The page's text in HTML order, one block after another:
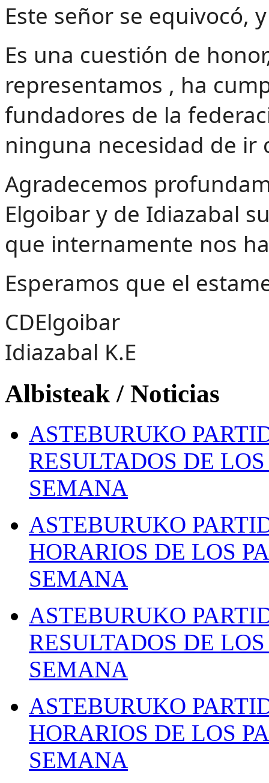
Este señor se equivocó,
Es una cuestión de
representamos , ha
fundadores de la
ninguna necesidad de ir
Agradecemos
Elgoibar y de Idiazabal
que internamente nos
Esperamos que el
CDElgoibar
Idiazabal K.E
Albisteak / Noticias
ASTEBURUKO
RESULTADOS DE
SEMANA
ASTEBURUKO
HORARIOS DE LOS
SEMANA
ASTEBURUKO
RESULTADOS DE
SEMANA
ASTEBURUKO
HORARIOS DE LOS
SEMANA